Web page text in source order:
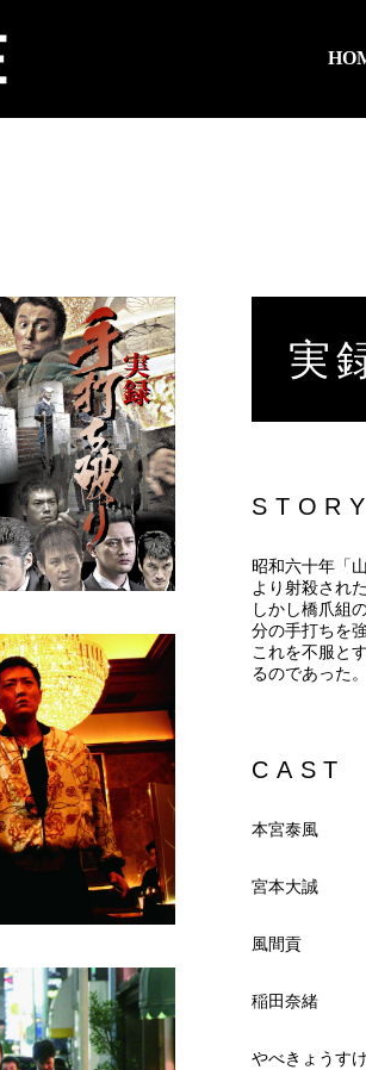
実
STORY
昭和六十年「
より射殺された
しかし橋爪組
分の手打ちを
これを不服と
るのであった。
CAST
本宮泰風
宮本大誠
風間貢
稲田奈緒
やべきょうす